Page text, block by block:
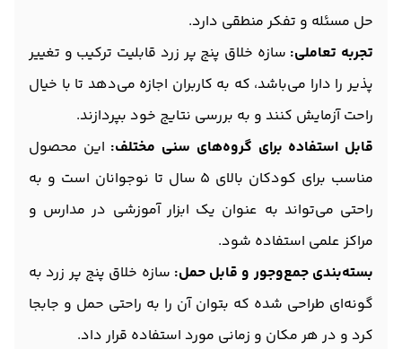
حل مسئله و تفکر منطقی دارد.
تجربه تعاملی: سازه خلاق پنج پر زرد قابلیت ترکیب و تغییر
پذیر را دارا می‌باشد، که به کاربران اجازه می‌دهد تا با خیال
راحت آزمایش کنند و به بررسی نتایج خود بپردازند.
قابل استفاده برای گروه‌های سنی مختلف: این محصول
مناسب برای کودکان بالای 5 سال تا نوجوانان است و به
راحتی می‌تواند به عنوان یک ابزار آموزشی در مدارس و
مراکز علمی استفاده شود.
بسته‌بندی جمع‌وجور و قابل حمل: سازه خلاق پنج پر زرد به
گونه‌ای طراحی شده که بتوان آن را به راحتی حمل و جابجا
کرد و در هر مکان و زمانی مورد استفاده قرار داد.